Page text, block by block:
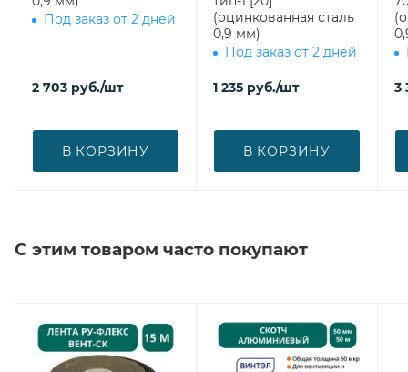
Под заказ от 2 дней
2 703 руб./шт
В КОРЗИНУ
(оцинкованная сталь
0,9 мм)
Под заказ от 2 дней
1 235 руб./шт
В КОРЗИНУ
3
С этим товаром часто покупают